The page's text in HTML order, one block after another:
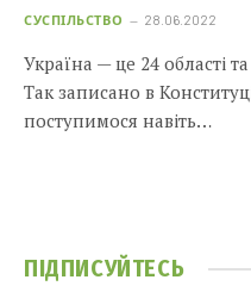
СУСПІЛЬСТВО 28.06.2022
Україна — це 24 області
Так записано в
поступимося навіть…
ПІДПИСУЙТЕСЬ